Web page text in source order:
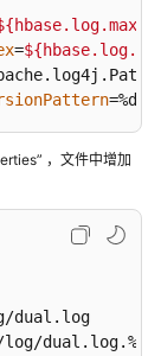
=
，文件中增加